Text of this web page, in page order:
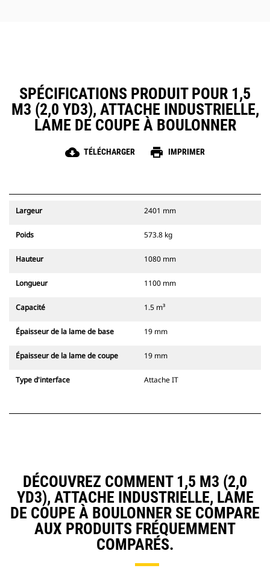
SPÉCIFICATIONS PRODUIT POUR 1,5
M3 (2,0 YD3), ATTACHE INDUSTRIELLE,
LAME DE COUPE À BOULONNER
cloud_download TÉLÉCHARGER print IMPRIMER
Largeur 2401 mm
Poids 573.8 kg
Hauteur 1080 mm
Longueur 1100 mm
Capacité 1.5 m³
Épaisseur de la lame de base 19 mm
Épaisseur de la lame de coupe 19 mm
Type d'interface Attache IT
DÉCOUVREZ COMMENT 1,5 M3 (2,0
YD3), ATTACHE INDUSTRIELLE, LAME
DE COUPE À BOULONNER SE COMPARE
AUX PRODUITS FRÉQUEMMENT
COMPARÉS.